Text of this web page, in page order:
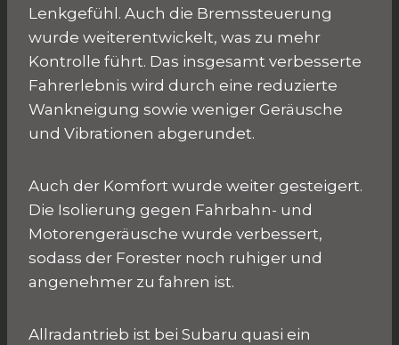
Lenkgefühl. Auch die Bremssteuerung
wurde weiterentwickelt, was zu mehr
Kontrolle führt. Das insgesamt verbesserte
Fahrerlebnis wird durch eine reduzierte
Wankneigung sowie weniger Geräusche
und Vibrationen abgerundet.
Auch der Komfort wurde weiter gesteigert.
Die Isolierung gegen Fahrbahn- und
Motorengeräusche wurde verbessert,
sodass der Forester noch ruhiger und
angenehmer zu fahren ist.
Allradantrieb ist bei Subaru quasi ein